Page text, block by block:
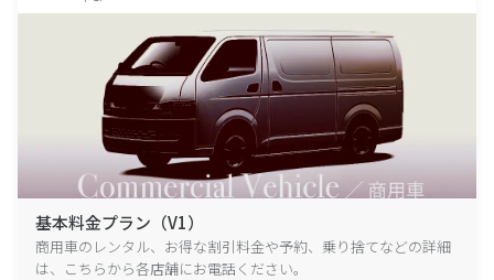
基本料金プラン（V1）
商用車のレンタル、お得な割引料金や予約、乗り捨てなどの詳細
は、こちらから各店舗にお電話ください。